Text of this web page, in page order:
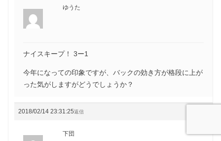
ゆうた
ナイスキープ！ 3ー1
今年になっての印象ですが、バックの効き方が格段に上が
った気がしますがどうでしょうか？
2018/02/14 23:31:25返信
下団